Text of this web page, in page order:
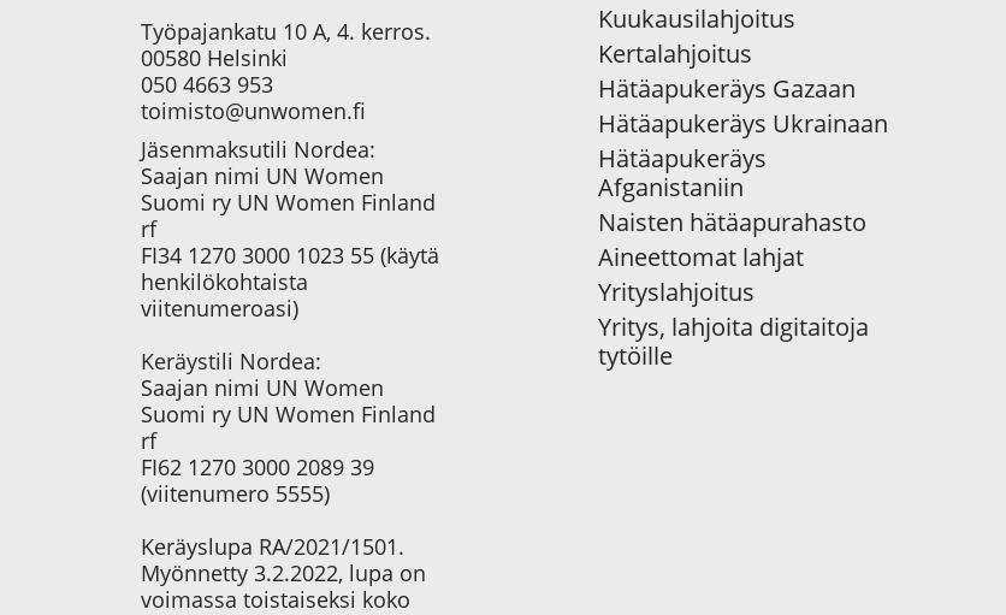
Työpajankatu 10 A, 4. kerros.
00580 Helsinki
050 4663 953
toimisto@unwomen.fi
Jäsenmaksutili Nordea:
Saajan nimi UN Women
Suomi ry UN Women Finland
rf
FI34 1270 3000 1023 55 (käytä
henkilökohtaista
viitenumeroasi)
Keräystili Nordea:
Saajan nimi UN Women
Suomi ry UN Women Finland
rf
FI62 1270 3000 2089 39
(viitenumero 5555)
Keräyslupa RA/2021/1501.
Myönnetty 3.2.2022, lupa on
voimassa toistaiseksi koko
Kuukausilahjoitus
Kertalahjoitus
Hätäapukeräys Gazaan
Hätäapukeräys Ukrainaan
Hätäapukeräys
Afganistaniin
Naisten hätäapurahasto
Aineettomat lahjat
Yrityslahjoitus
Yritys, lahjoita digitaitoja
tytöille